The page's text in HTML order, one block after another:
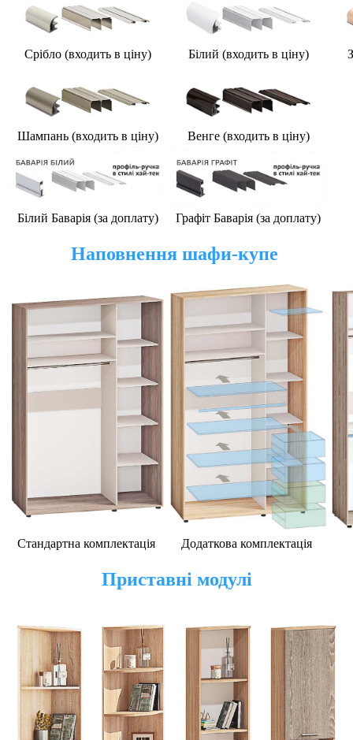
Срібло (входить в ціну) Білий (входить в ціну)
Шампань (входить в ціну) Венге (входить в ціну)
Білий Баварія (за доплату) Графіт Баварія (за доплату)
Наповнення шафи-купе
Стандартна комплектація Додаткова комплектація
Приставні модулі